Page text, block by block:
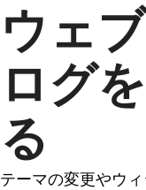
キ
プ
す
る
ウェ
ログ
る
テーマの変更やウ